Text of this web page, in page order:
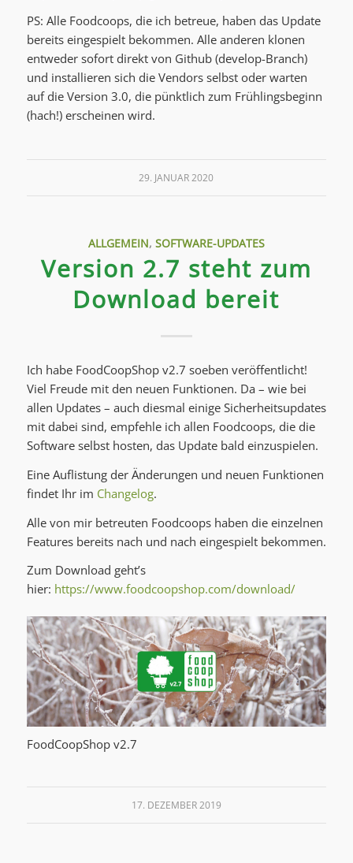
PS: Alle Foodcoops, die ich betreue, haben das Update
bereits eingespielt bekommen. Alle anderen klonen
entweder sofort direkt von Github (develop-Branch)
und installieren sich die Vendors selbst oder warten
auf die Version 3.0, die pünktlich zum Frühlingsbeginn
(hach!) erscheinen wird.
29. JANUAR 2020
ALLGEMEIN, SOFTWARE-UPDATES
Version 2.7 steht zum
Download bereit
Ich habe FoodCoopShop v2.7 soeben veröffentlicht!
Viel Freude mit den neuen Funktionen. Da – wie bei
allen Updates – auch diesmal einige Sicherheitsupdates
mit dabei sind, empfehle ich allen Foodcoops, die die
Software selbst hosten, das Update bald einzuspielen.
Eine Auflistung der Änderungen und neuen Funktionen
findet Ihr im Changelog.
Alle von mir betreuten Foodcoops haben die einzelnen
Features bereits nach und nach eingespielt bekommen.
Zum Download geht’s
hier: https://www.foodcoopshop.com/download/
FoodCoopShop v2.7
17. DEZEMBER 2019